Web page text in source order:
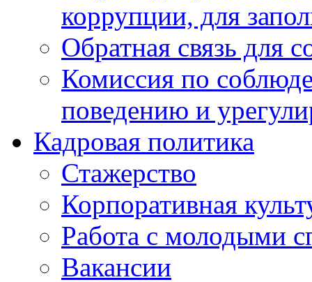
коррупции, для
Обратная связь для
Комиссия по
поведению и
Кадровая политика
Стажерство
Корпоративная
Работа с молодыми
Вакансии